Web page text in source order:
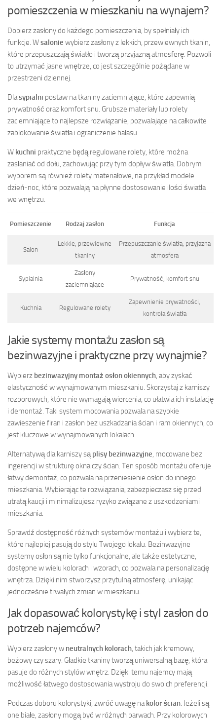
pomieszczenia w mieszkaniu na wynajem?
Dobierz zasłony do każdego pomieszczenia, by spełniały ich
funkcje. Wsalonie wybierz zasłony z lekkich, przewiewnych tkanin,
które przepuszczają światło i tworzą przyjazną atmosferę. Pozwoli
to utrzymać jasne wnętrze, co jest szczególnie pożądane w
przestrzeni dziennej.
Dlasypialni postaw na tkaniny zaciemniające, które zapewnią
prywatność oraz komfort snu. Grubsze materiały lub rolety
zaciemniające to najlepsze rozwiązanie, pozwalające na całkowite
zablokowanie światła i ograniczenie hałasu.
W kuchni praktyczne będą regulowane rolety, które można
zasłaniać od dołu, zachowując przy tym dopływ światła. Dobrym
wyborem są również rolety materiałowe, na przykład modele
dzień-noc, które pozwalają na płynne dostosowanie ilości światła
we wnętrzu.
Pomieszczenie Rodzaj zasłon Funkcja
Salon
Lekkie, przewiewne
tkaniny
Przepuszczanie światła, przyjazna
atmosfera
Sypialnia
Zasłony
zaciemniające
Prywatność, komfort snu
Kuchnia Regulowane rolety
Zapewnienie prywatności,
kontrola światła
Jakie systemy montażu zasłon są
bezinwazyjne i praktyczne przy wynajmie?
Wybierz bezinwazyjny montaż osłon okiennych, aby zyskać
elastyczność w wynajmowanym mieszkaniu. Skorzystaj z karniszy
rozporowych, które nie wymagają wiercenia, co ułatwia ich instalację
i demontaż. Taki system mocowania pozwala na szybkie
zawieszenie firan i zasłon bez uszkadzania ścian i ram okiennych, co
jest kluczowe w wynajmowanych lokalach.
Alternatywą dla karniszy sąplisy bezinwazyjne, mocowane bez
ingerencji w strukturę okna czy ścian. Ten sposób montażu oferuje
łatwy demontaż, co pozwala na przeniesienie osłon do innego
mieszkania. Wybierając te rozwiązania, zabezpieczasz się przed
utratą kaucji i minimalizujesz ryzyko związane z uszkodzeniami
mieszkania.
Sprawdź dostępność różnych systemów montażu i wybierz te,
które najlepiej pasują do stylu Twojego lokalu. Bezinwazyjne
systemy osłon są nie tylko funkcjonalne, ale także estetyczne,
dostępne w wielu kolorach i wzorach, co pozwala na personalizację
wnętrza. Dzięki nim stworzysz przytulną atmosferę, unikając
jednocześnie trwałych zmian w mieszkaniu.
Jak dopasować kolorystykę i styl zasłon do
potrzeb najemców?
Wybierz zasłony w neutralnych kolorach, takich jak kremowy,
beżowy czy szary. Gładkie tkaniny tworzą uniwersalną bazę, która
pasuje do różnych stylów wnętrz. Dzięki temu najemcy mają
możliwość łatwego dostosowania wystroju do swoich preferencji.
Podczas doboru kolorystyki, zwróć uwagę nakolor ścian. Jeżeli są
one białe, zasłony mogą być w różnych barwach. Przy kolorowych